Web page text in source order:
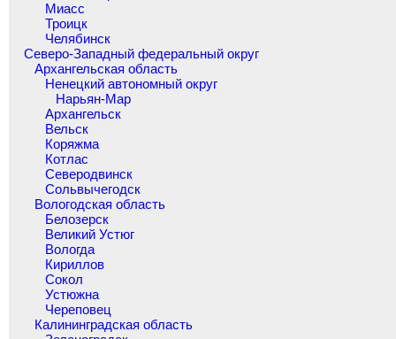
Миасс
Троицк
Челябинск
Северо-Западный федеральный округ
Архангельская область
Ненецкий автономный округ
Нарьян-Мар
Архангельск
Вельск
Коряжма
Котлас
Северодвинск
Сольвычегодск
Вологодская область
Белозерск
Великий Устюг
Вологда
Кириллов
Сокол
Устюжна
Череповец
Калининградская область